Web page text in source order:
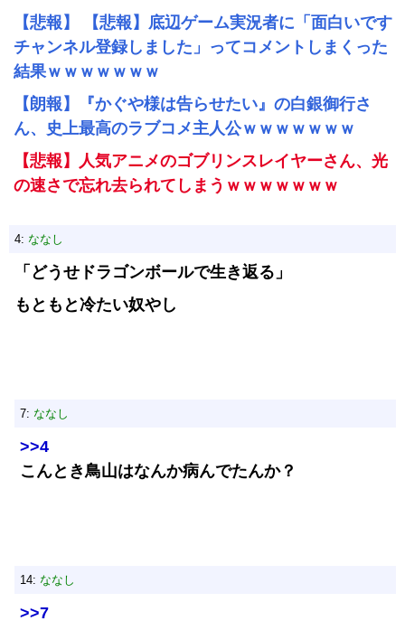
【悲報】 【悲報】底辺ゲーム実況者に「面白いです
チャンネル登録しました」ってコメントしまくった
結果ｗｗｗｗｗｗｗ
【朗報】『かぐや様は告らせたい』の白銀御行さ
ん、史上最高のラブコメ主人公ｗｗｗｗｗｗｗ
【悲報】人気アニメのゴブリンスレイヤーさん、光
の速さで忘れ去られてしまうｗｗｗｗｗｗｗ
4: ななし
「どうせドラゴンボールで生き返る」
もともと冷たい奴やし
7: ななし
>>4
こんとき鳥山はなんか病んでたんか？
14: ななし
>>7